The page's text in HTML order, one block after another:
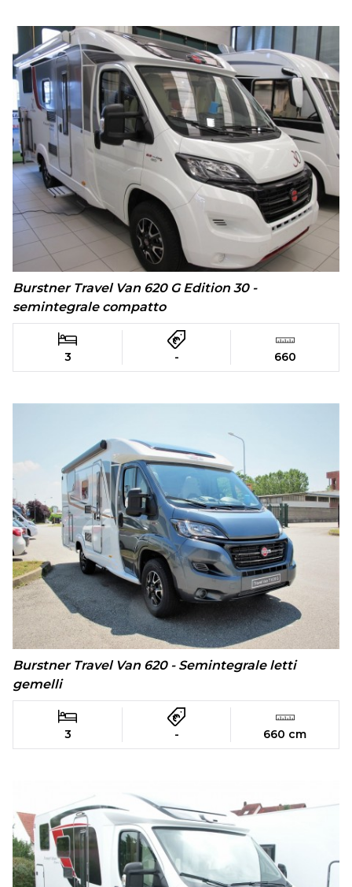
Burstner Travel Van 620 G Edition 30 -
semintegrale compatto
3 - 660
Burstner Travel Van 620 - Semintegrale letti
gemelli
3 - 660 cm